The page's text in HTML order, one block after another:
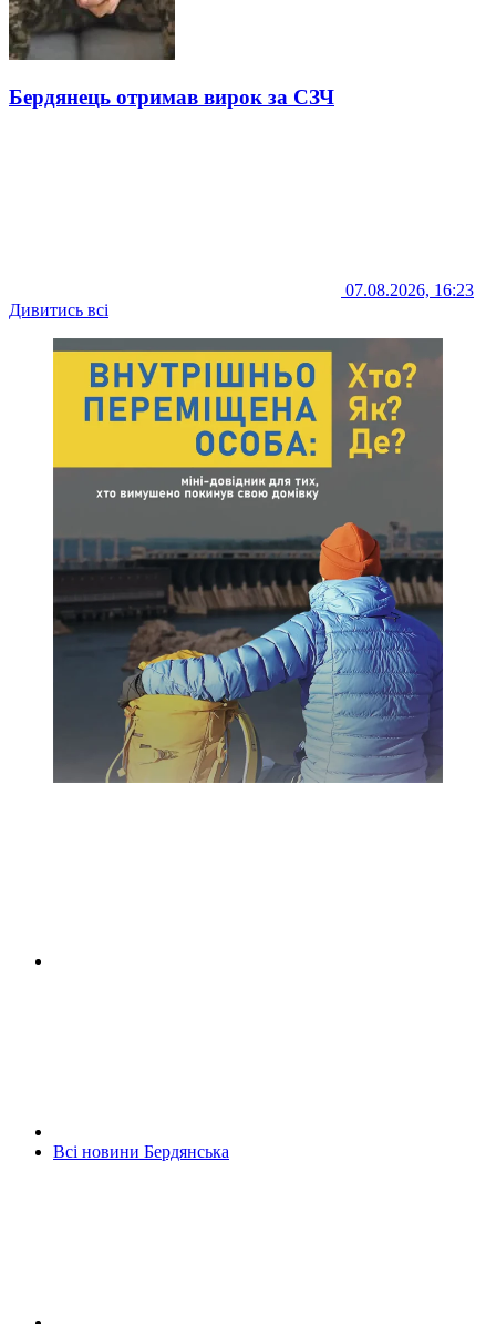
Бердянець отримав вирок за СЗЧ
07.08.2026, 16:23
Дивитись всі
Всі новини Бердянська